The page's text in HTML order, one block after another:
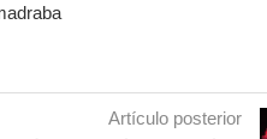
Artículo posterior